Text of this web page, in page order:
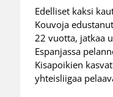
Edelliset kaksi
Kouvoja
22 vuotta, jatkaa
Espanjassa
Kisapoikien
yhteisliigaa